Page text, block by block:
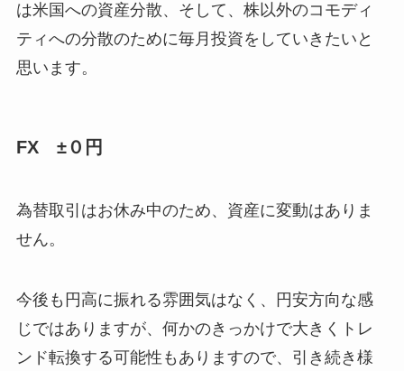
は米国への資産分散、そして、株以外のコモディ
ティへの分散のために毎月投資をしていきたいと
思います。
FX ±０円
為替取引はお休み中のため、資産に変動はありま
せん。
今後も円高に振れる雰囲気はなく、円安方向な感
じではありますが、何かのきっかけで大きくトレ
ンド転換する可能性もありますので、引き続き様